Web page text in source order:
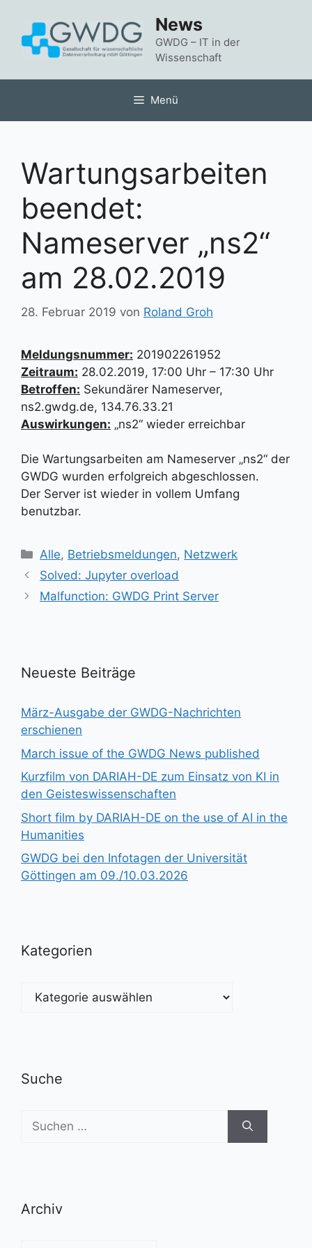
springen
News
GWDG – IT in der
Wissenschaft
Menü
Wartungsarbeiten
beendet:
Nameserver „ns2“
am 28.02.2019
28. Februar 2019 von Roland Groh
Meldungsnummer: 201902261952
Zeitraum: 28.02.2019, 17:00 Uhr – 17:30 Uhr
Betroffen: Sekundärer Nameserver,
ns2.gwdg.de, 134.76.33.21
Auswirkungen: „ns2“ wieder erreichbar
Die Wartungsarbeiten am Nameserver „ns2“ der
GWDG wurden erfolgreich abgeschlossen.
Der Server ist wieder in vollem Umfang
benutzbar.
Kategorien
Alle, Betriebsmeldungen, Netzwerk
Solved: Jupyter overload
Malfunction: GWDG Print Server
Neueste Beiträge
März-Ausgabe der GWDG-Nachrichten
erschienen
March issue of the GWDG News published
Kurzfilm von DARIAH-DE zum Einsatz von KI in
den Geisteswissenschaften
Short film by DARIAH-DE on the use of AI in the
Humanities
GWDG bei den Infotagen der Universität
Göttingen am 09./10.03.2026
Kategorien
Kategorien
Suche
Suchen
nach:
Archiv